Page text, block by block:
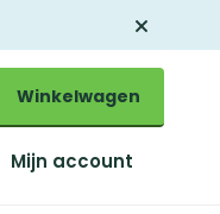
Winkelwagen
Mijn account